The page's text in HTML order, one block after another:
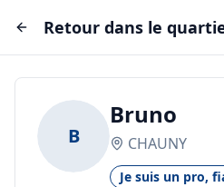
Retour dans le
B
Bruno
CHAUNY
Je suis un pro,